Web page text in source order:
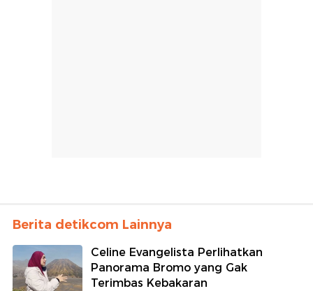
Berita detikcom Lainnya
Celine Evangelista Perlihatkan
Panorama Bromo yang Gak
Terimbas Kebakaran